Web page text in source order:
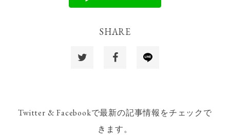
SHARE
Twitter & Facebookで最新の記事情報をチェックで
きます。